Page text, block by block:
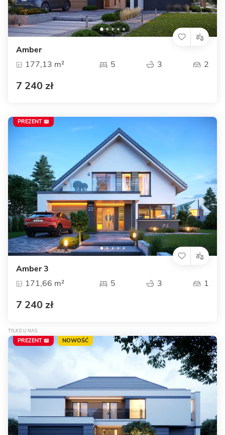
Amber
177,13 m²
5 3 2
7 240 zł
Amber 3
171,66 m²
5 3 1
7 240 zł
PREZENT 📖
TYLKO U NAS
PREZENT 📖 NOWOŚĆ